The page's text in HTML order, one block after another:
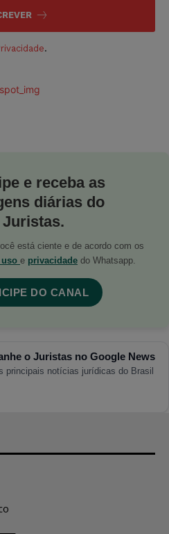
.
e receba as
diárias do
está ciente e de acordo com os
e privacidade do Whatsapp.
DO CANAL
o Juristas no Google News
principais notícias jurídicas do Brasil